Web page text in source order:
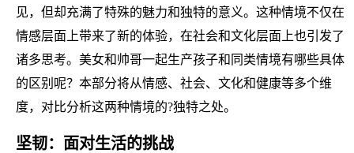
见，但却充满了特殊的魅力和独特的意义。这种情境不仅在
情感层面上带来了新的体验，在社会和文化层面上也引发了
诸多思考。美女和帅哥一起生产孩子和同类情境有哪些具体
的区别呢？本部分将从情感、社会、文化和健康等多个维
度，对比分析这两种情境的?独特之处。
坚韧：面对生活的挑战